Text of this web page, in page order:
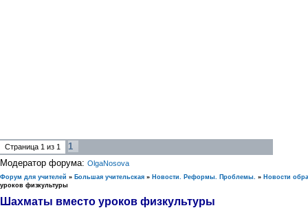
Страница 1 из 1
1
Модератор форума: OlgaNosova
Форум для учителей » Большая учительская » Новости. Реформы. Проблемы. » Новости
уроков физкультуры
Шахматы вместо уроков физкультуры